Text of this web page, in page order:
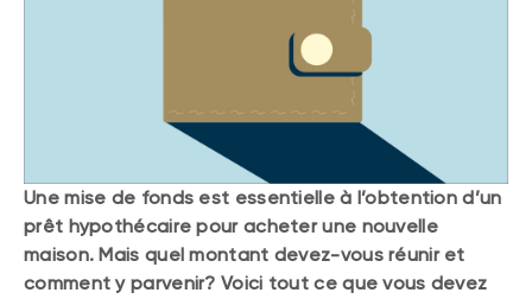
Une mise de fonds est essentielle à l’obtention d’un
prêt hypothécaire pour acheter une nouvelle
maison. Mais quel montant devez-vous réunir et
comment y parvenir? Voici tout ce que vous devez